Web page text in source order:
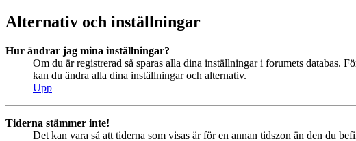
Alternativ och inställningar
Hur ändrar jag mina inställningar?
Om du är registrerad så sparas alla dina inställningar i forumets databas.
kan du ändra alla dina inställningar och alternativ.
Upp
Tiderna stämmer inte!
Det kan vara så att tiderna som visas är för en annan tidszon än den du